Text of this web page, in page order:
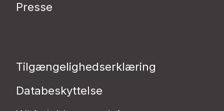
Presse
Tilgængelighedserklæring
Databeskyttelse